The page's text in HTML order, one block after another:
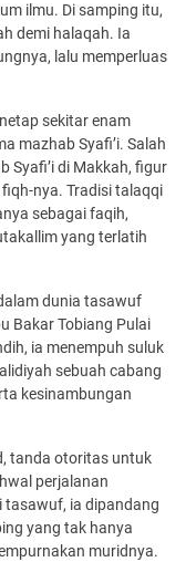
ilmu. Di samping itu,
demi halaqah. Ia
lalu memperluas
sekitar enam
mazhab Syafi’i. Salah
Syafi’i di Makkah, figur
nya. Tradisi talaqqi
sebagai faqih,
yang terlatih
dunia tasawuf
Bakar Tobiang Pulai
ia menempuh suluk
sebuah cabang
kesinambungan
tanda otoritas untuk
perjalanan
tasawuf, ia dipandang
yang tak hanya
muridnya.